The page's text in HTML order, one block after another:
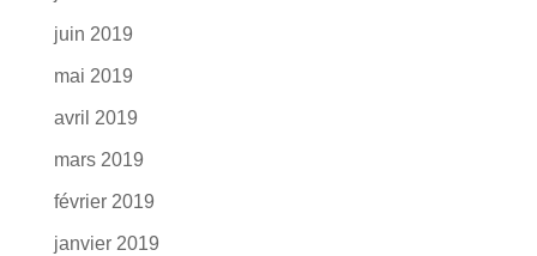
juin 2019
mai 2019
avril 2019
mars 2019
février 2019
janvier 2019